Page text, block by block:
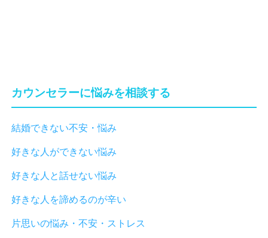
カウンセラーに悩みを相談する
結婚できない不安・悩み
好きな人ができない悩み
好きな人と話せない悩み
好きな人を諦めるのが辛い
片思いの悩み・不安・ストレス